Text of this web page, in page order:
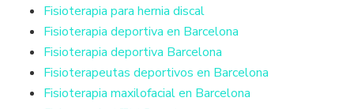
Fisioterapia para hernia discal
Fisioterapia deportiva en Barcelona
Fisioterapia deportiva Barcelona
Fisioterapeutas deportivos en Barcelona
Fisioterapia maxilofacial en Barcelona